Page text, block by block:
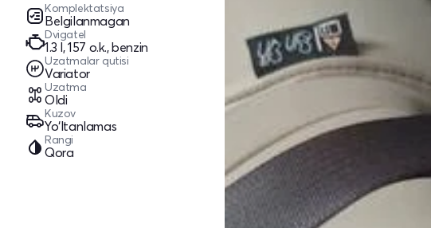
Komplektatsiya
Belgilanmagan
Dvigatel
1.3 l, 157 o.k., benzin
Uzatmalar qutisi
Variator
Uzatma
Oldi
Kuzov
Yo‘ltanlamas
Rangi
Qora